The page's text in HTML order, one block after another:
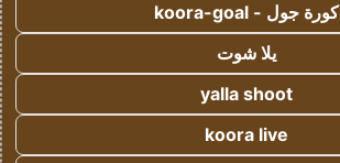
كورة جول - koora-goal
يلا شوت
yalla shoot
koora live